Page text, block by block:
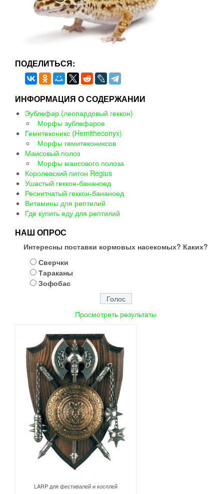
ПОДЕЛИТЬСЯ:
ИНФОРМАЦИЯ О СОДЕРЖАНИИ
Эублефар (леопардовый геккон)
Морфы эублефаров
Гемитеконикс (Hemitheconyx)
Морфы гемитекониксов
Маисовый полоз
Морфы маисового полоза
Королевский питон Regius
Ушастый геккон-бананоед
Реснитчатый геккон-бананоед
Витамины для рептилий
Где купить еду для рептилий
НАШ ОПРОС
Интересны поставки кормовых насекомых? Каких?
Сверчки
Тараканы
Зофобас
Просмотреть результаты
LARP для фестивалей и косплей